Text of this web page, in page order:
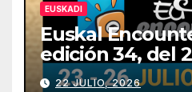
EUSKADI
Euskal
edición 34, del
julio
22 JULIO, 2026